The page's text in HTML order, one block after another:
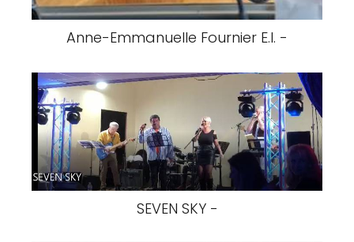
Anne-Emmanuelle Fournier E.I. -
SEVEN SKY -